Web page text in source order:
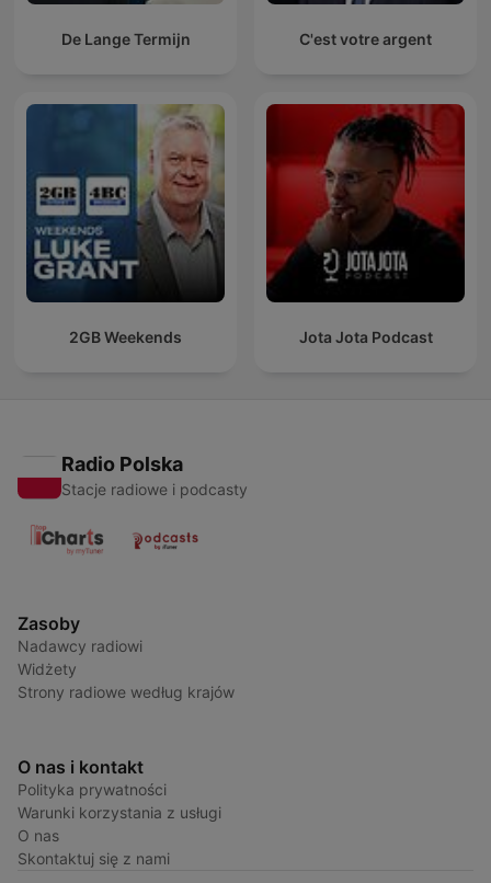
De Lange Termijn C'est votre argent
2GB Weekends Jota Jota Podcast
Radio Polska
Stacje radiowe i podcasty
Zasoby
Nadawcy radiowi
Widżety
Strony radiowe według krajów
O nas i kontakt
Polityka prywatności
Warunki korzystania z usługi
O nas
Skontaktuj się z nami